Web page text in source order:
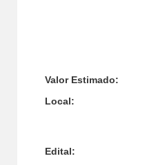
Valor Estimado:
Local:
Edital: